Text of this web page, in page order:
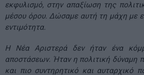
εκφυλισμό, στην απαξίωση της
μέσου όρου. Δώσαμε αυτή τη μάχη με
εντιμότητα.
Η Νέα Αριστερά δεν ήταν ένα
αποστάσεων. Ήταν η πολιτική δύναμη
και πιο συντηρητικό και αυταρχικό